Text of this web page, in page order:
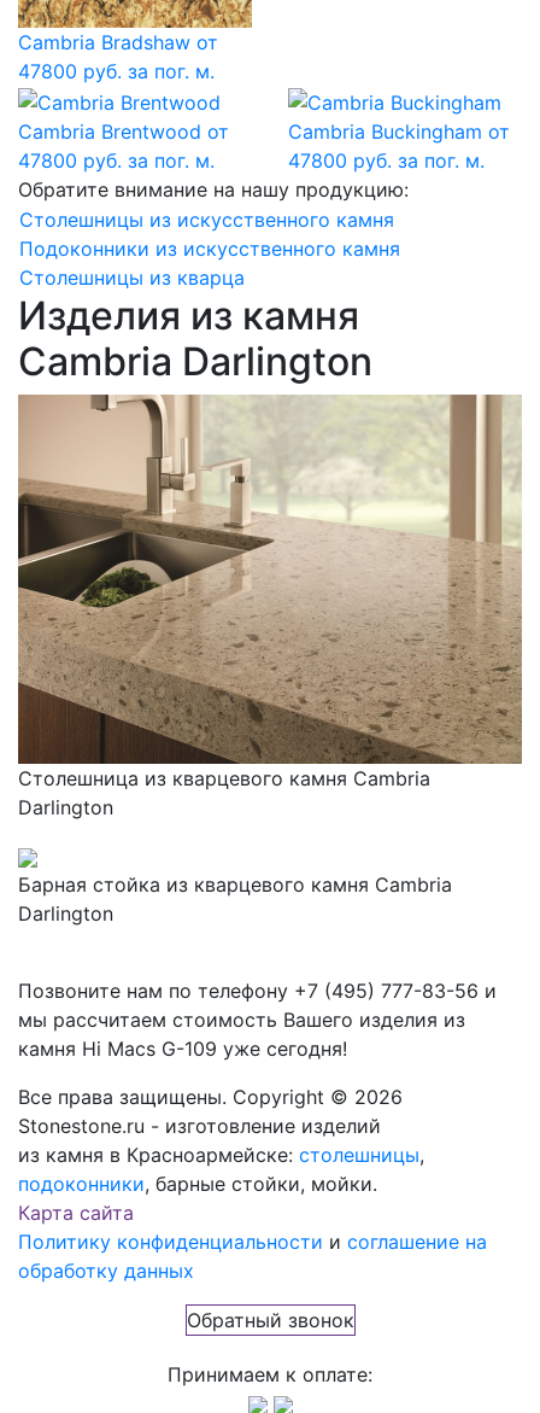
Cambria Bradshaw от
47800 руб. за пог. м.
Cambria Brentwood от
47800 руб. за пог. м.
Cambria Buckingham от
47800 руб. за пог. м.
Обратите внимание на нашу продукцию:
Столешницы из искусственного камня
Подоконники из искусственного камня
Столешницы из кварца
Изделия из камня
Cambria Darlington
Столешница из кварцевого камня Cambria
Darlington
Барная стойка из кварцевого камня Cambria
Darlington
Позвоните нам по телефону +7 (495) 777-83-56 и
мы рассчитаем стоимость Вашего изделия из
камня Hi Macs G-109 уже сегодня!
Все права защищены. Copyright © 2026
Stonestone.ru - изготовление изделий
из камня в Красноармейске: столешницы,
подоконники, барные стойки, мойки.
Карта сайта
Политику конфиденциальности и соглашение на
обработку данных
Обратный звонок
Принимаем к оплате: